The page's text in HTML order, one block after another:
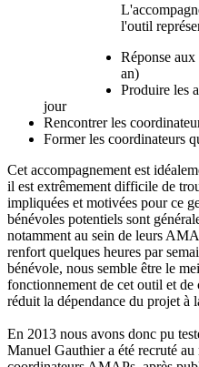
l'outil
Réponse
an)
Produire les
jour
Rencontrer les
Former les coordinateurs
Cet accompagnement est
il est extrêmement difficile de
impliquées et motivées pour ce
bénévoles potentiels sont
notamment au sein de leurs
renfort quelques heures par
bénévole, nous semble être le
fonctionnement de cet outil et de
réduit la dépendance du projet à
En 2013 nous avons donc pu
Manuel Gauthier a été recruté